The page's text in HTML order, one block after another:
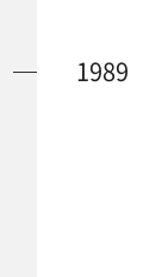
1989